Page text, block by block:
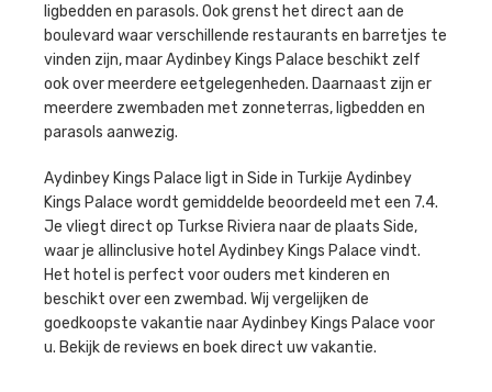
ligbedden en parasols. Ook grenst het direct aan de
boulevard waar verschillende restaurants en barretjes te
vinden zijn, maar Aydinbey Kings Palace beschikt zelf
ook over meerdere eetgelegenheden. Daarnaast zijn er
meerdere zwembaden met zonneterras, ligbedden en
parasols aanwezig.
Aydinbey Kings Palace ligt in Side in Turkije Aydinbey
Kings Palace wordt gemiddelde beoordeeld met een 7.4.
Je vliegt direct op Turkse Riviera naar de plaats Side,
waar je allinclusive hotel Aydinbey Kings Palace vindt.
Het hotel is perfect voor ouders met kinderen en
beschikt over een zwembad. Wij vergelijken de
goedkoopste vakantie naar Aydinbey Kings Palace voor
u. Bekijk de reviews en boek direct uw vakantie.